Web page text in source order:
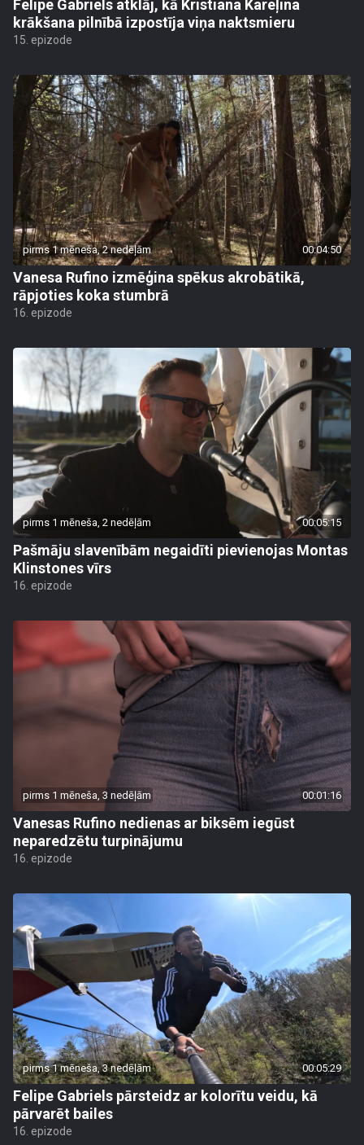
Felipe Gabriels atklāj, kā Kristiana Kareļina
krākšana pilnībā izpostīja viņa naktsmieru
15. epizode
pirms 1 mēneša, 2 nedēļām 00:04:50
Vanesa Rufino izmēģina spēkus akrobātikā,
rāpjoties koka stumbrā
16. epizode
pirms 1 mēneša, 2 nedēļām 00:05:15
Pašmāju slavenībām negaidīti pievienojas Montas
Klinstones vīrs
16. epizode
pirms 1 mēneša, 3 nedēļām 00:01:16
Vanesas Rufino nedienas ar biksēm iegūst
neparedzētu turpinājumu
16. epizode
pirms 1 mēneša, 3 nedēļām 00:05:29
Felipe Gabriels pārsteidz ar kolorītu veidu, kā
pārvarēt bailes
16. epizode